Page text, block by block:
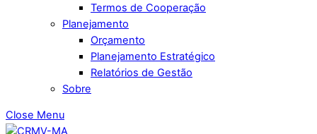
Termos de Cooperação
Planejamento
Orçamento
Planejamento Estratégico
Relatórios de Gestão
Sobre
Close Menu